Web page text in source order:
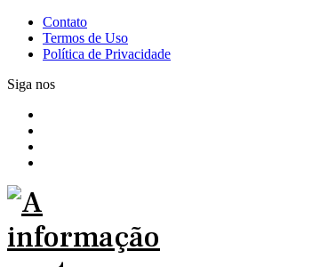
Contato
Termos de Uso
Política de Privacidade
Siga nos